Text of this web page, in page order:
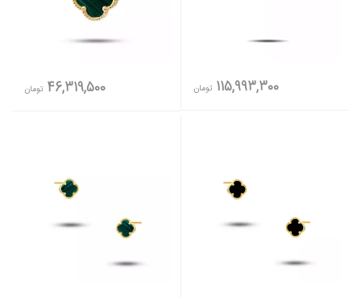
115,993,300 تومان 46,319,500 تومان